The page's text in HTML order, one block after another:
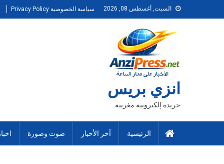
to
السبت, أغسطس 08, 2026 سياسة الخصوصية Privacy Policy
انزي بريس
جريدة إلكترونية مغربية
الرئيسية آخر الأخبار صوت وصورة